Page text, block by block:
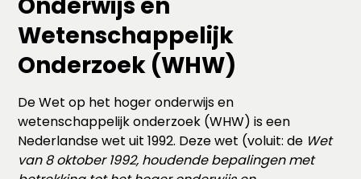
Wetenschappelijk
Onderzoek (WHW)
De Wet op het hoger onderwijs en
wetenschappelijk onderzoek (WHW) is een
Nederlandse wet uit 1992. Deze wet (voluit: de Wet
van 8 oktober 1992, houdende bepalingen met